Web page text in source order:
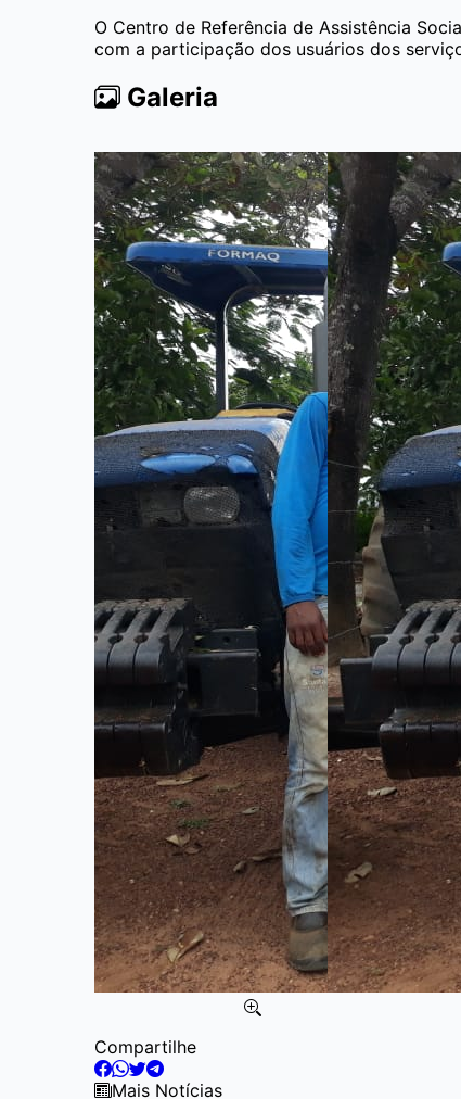
O Centro de Referência de Assistência
com a participação dos usuários dos
Galeria
Item
2
of
Compartilhe
Mais Notícias